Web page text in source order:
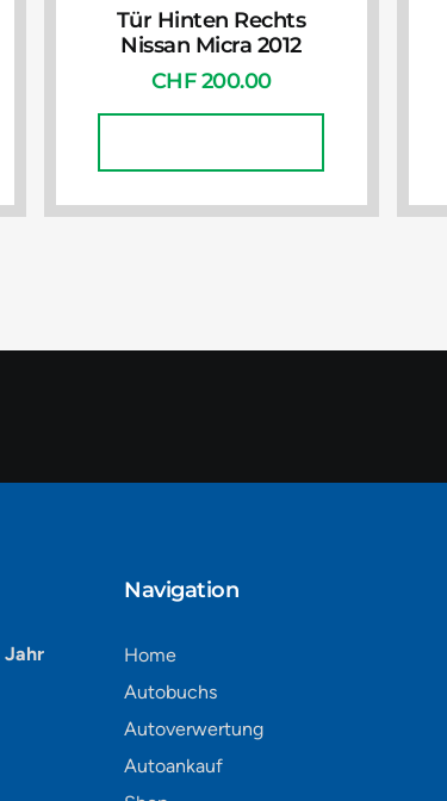
Tür Hinten Rechts
Nissan Micra 2012
CHF200.00
Jahr
Navigation​
Home
Autobuchs
Autoverwertung
Autoankauf